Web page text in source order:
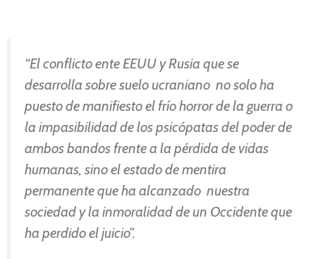
“El conflicto ente EEUU y Rusia que se
desarrolla sobre suelo ucraniano no solo ha
puesto de manifiesto el frío horror de la guerra o
la impasibilidad de los psicópatas del poder de
ambos bandos frente a la pérdida de vidas
humanas, sino el estado de mentira
permanente que ha alcanzado nuestra
sociedad y la inmoralidad de un Occidente que
ha perdido el juicio”.